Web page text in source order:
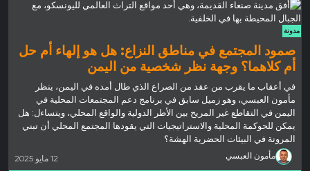
مدونة
صمود المجتمع في مناطق النزاع: هل هو إلهاء أم حل
أم كلاهما؟ وجهة نظر شخصية من اليمن
في أعقاب ما يقرب من عقد من الصراع الذي طال أمده في اليمن، ينظر
مأمون العبسي، وهو زميل سابق في برنامج دعم المجتمعات المحلية في
اليمن في التقاطع غير المريح بين الأطر الدولية والواقع المحلي، ويتساءل: هل
يمكن للحوكمة المحلية والاستراتيجيات التي يقودها المجتمع المحلي أن تبني
المرونة في البيئات الحضرية الهشة؟
مأمون العبسي 12 مايو 2025